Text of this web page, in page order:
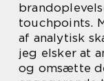
touchpoints.
af analytisk
jeg elsker at
og omsætte